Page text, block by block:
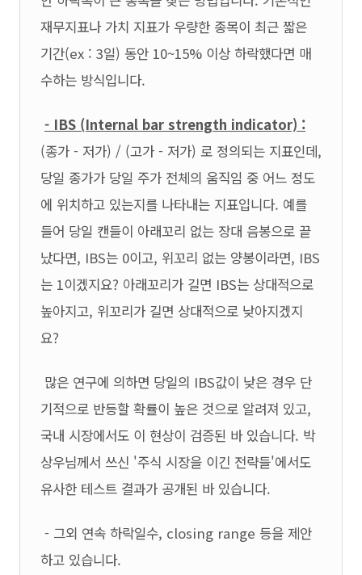
재무지표나 가치 지표가 우량한 종목이 최근 짧은
기간(ex : 3일) 동안 10~15% 이상 하락했다면 매
수하는 방식입니다.
- IBS (Internal bar strength indicator) :
(종가 - 저가) / (고가 - 저가) 로 정의되는 지표인데,
당일 종가가 당일 주가 전체의 움직임 중 어느 정도
에 위치하고 있는지를 나타내는 지표입니다. 예를
들어 당일 캔들이 아래꼬리 없는 장대 음봉으로 끝
났다면, IBS는 0이고, 위꼬리 없는 양봉이라면, IBS
는 1이겠지요? 아래꼬리가 길면 IBS는 상대적으로
높아지고, 위꼬리가 길면 상대적으로 낮아지겠지
요?
많은 연구에 의하면 당일의 IBS값이 낮은 경우 단
기적으로 반등할 확률이 높은 것으로 알려져 있고,
국내 시장에서도 이 현상이 검증된 바 있습니다. 박
상우님께서 쓰신 '주식 시장을 이긴 전략들'에서도
유사한 테스트 결과가 공개된 바 있습니다.
- 그외 연속 하락일수, closing range 등을 제안
하고 있습니다.